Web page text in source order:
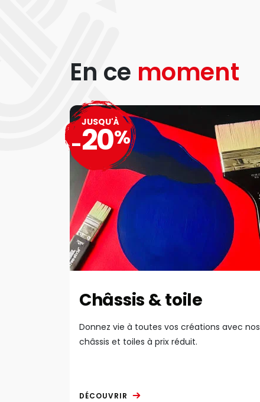
En ce moment
Châssis & toile
Donnez vie à toutes vos créations avec nos
châssis et toiles à prix réduit.
DÉCOUVRIR
JUSQU'À
-20%